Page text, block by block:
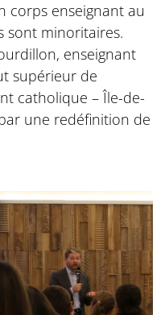
corps enseignant au
sont minoritaires.
enseignant
supérieur de
catholique – Île-de-
par une redéfinition de